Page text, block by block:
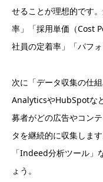
せることが理想的です
率」「採用単価（Cost
社員の定着率」「パフ
次に「データ収集の仕
AnalyticsやHubSpotな
募者がどの広告やコン
タを継続的に収集しま
「Indeed分析ツール」
ょう。